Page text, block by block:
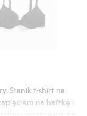
Stanik t-shirt na
na haftkę i